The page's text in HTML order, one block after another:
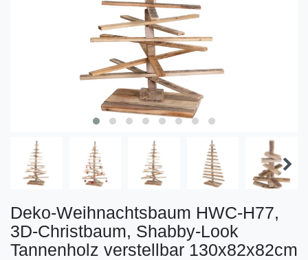
Deko-Weihnachtsbaum HWC-H77,
3D-Christbaum, Shabby-Look
Tannenholz verstellbar 130x82x82cm